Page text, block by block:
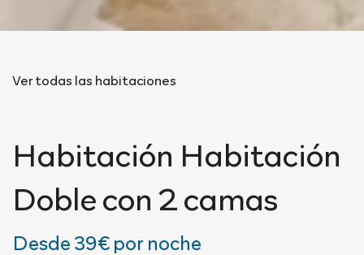
Ver todas las habitaciones
Habitación Habitación
Doble con 2 camas
Desde39€por noche